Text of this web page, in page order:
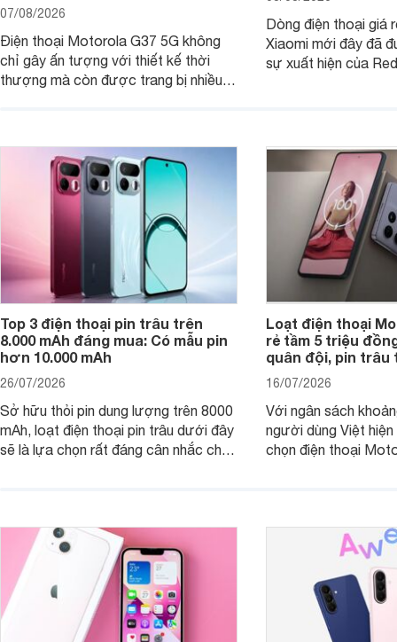
07/08/2026
Điện thoại Motorola G37 5G không
chỉ gây ấn tượng với thiết kế thời
thượng mà còn được trang bị nhiều
Dòng điện thoại giá
Xiaomi mới đây đã
sự xuất hiện của
Top 3 điện thoại pin trâu trên
8.000 mAh đáng mua: Có mẫu pin
hơn 10.000 mAh
26/07/2026
Sở hữu thỏi pin dung lượng trên 8000
mAh, loạt điện thoại pin trâu dưới đây
sẽ là lựa chọn rất đáng cân nhắc cho
Loạt điện thoại
rẻ tầm 5 triệu
quân đội, pin trâu
16/07/2026
Với ngân sách
người dùng Việt
chọn điện thoại